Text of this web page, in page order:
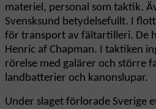
materiel, personal som taktik.
Svensksund betydelsefullt. I
för transport av fältartilleri. De
Henric af Chapman. I taktiken
rörelse med galärer och större
landbatterier och kanonslupar.
Under slaget förlorade Sverige